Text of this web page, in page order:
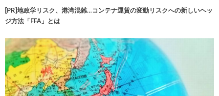
[PR]地政学リスク、港湾混雑…コンテナ運賃の変動リスクへの新しいヘッ
ジ方法「FFA」とは